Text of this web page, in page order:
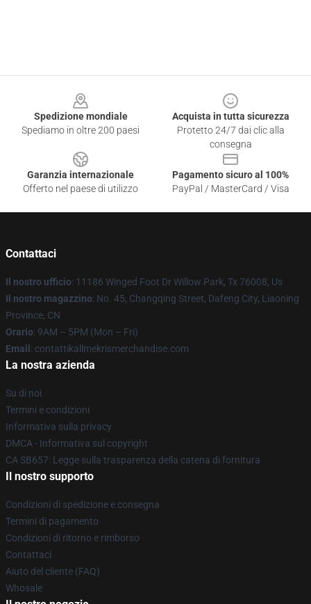
Spedizione mondiale
Spediamo in oltre 200 paesi
Acquista in tutta sicurezza
Protetto 24/7 dai clic alla
consegna
Garanzia internazionale
Offerto nel paese di utilizzo
Pagamento sicuro al 100%
PayPal / MasterCard / Visa
Contattaci
Il nostro ufficio: 11186 Winged Foot Dr Willow Park, Tx 76008, Us
Il nostro magazzino: No. 45, Changqing Street, Dafeng City, Liaoning
Province, CN
Orario: 9AM – 5PM (Mon – Fri)
Email : contattikallmekrismerchandise.com
La nostra azienda
Su di noi
Termini e condizioni
Informativa sulla privacy
DMCA - Informativa sul copyright
CA SB657: Legge sulla trasparenza della catena di fornitura
Il nostro supporto
Condizioni di spedizione e consegna
Termini di pagamento
Condizioni di ritorno e rimborso
Contattaci
Aiuto del cliente (FAQ)
Whosale